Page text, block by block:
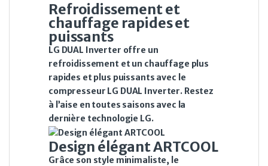
Refroidissement et
chauffage rapides et
puissants
LG DUAL Inverter offre un
refroidissement et un chauffage plus
rapides et plus puissants avec le
compresseur LG DUAL Inverter. Restez
à l’aise en toutes saisons avec la
dernière technologie LG.
Design élégant ARTCOOL
Grâce son style minimaliste, le